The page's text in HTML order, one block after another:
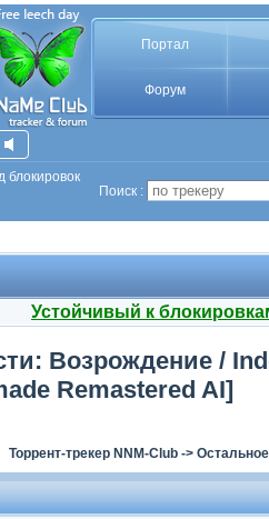
Портал
Форум
блокировок
Поиск :
Устойчивый к
Возрождение /
Remastered AI]
Торрент-трекер NNM-Club -> Остальное